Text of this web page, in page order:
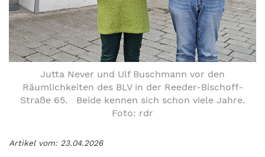
Jutta Never und Ulf Buschmann vor den
Räumlichkeiten des BLV in der Reeder-Bischoff-
Straße 65. Beide kennen sich schon viele Jahre.
Foto: rdr
Artikel vom: 23.04.2026